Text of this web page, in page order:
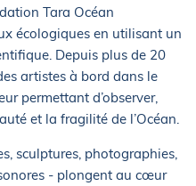
Tara Océan
écologiques en utilisant un
Depuis plus de 20
artistes à bord dans le
permettant d’observer,
et la fragilité de l’Océan.
sculptures, photographies,
- plongent au cœur